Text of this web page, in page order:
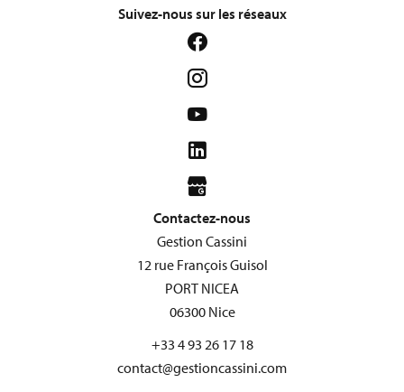
Suivez-nous sur les réseaux
Contactez-nous
Gestion Cassini
12 rue François Guisol
PORT NICEA
06300Nice
+33 4 93 26 17 18
contact@gestioncassini.com